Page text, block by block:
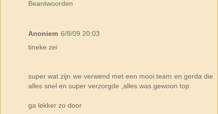
Beantwoorden
Anoniem 6/8/09 20:03
tineke zei
super wat zijn we verwend met een mooi team en gerda die
alles snel en super verzorgde ,alles was gewoon top
ga lekker zo door